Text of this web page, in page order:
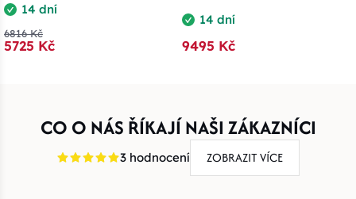
14 dní
6816 Kč
5725 Kč
14 dní
9495 Kč
CO O NÁS ŘÍKAJÍ NAŠI ZÁKAZNÍCI
3 hodnocení ZOBRAZIT VÍCE